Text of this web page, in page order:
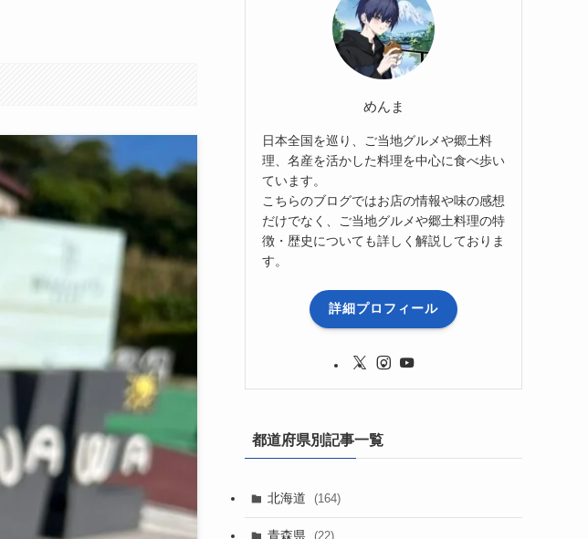
めんま
日本全国を巡り、ご当地グルメや郷土料
理、名産を活かした料理を中心に食べ歩い
ています。
こちらのブログではお店の情報や味の感想
だけでなく、ご当地グルメや郷土料理の特
徴・歴史についても詳しく解説しておりま
す。
詳細プロフィール
都道府県別記事一覧
北海道 (164)
青森県 (22)